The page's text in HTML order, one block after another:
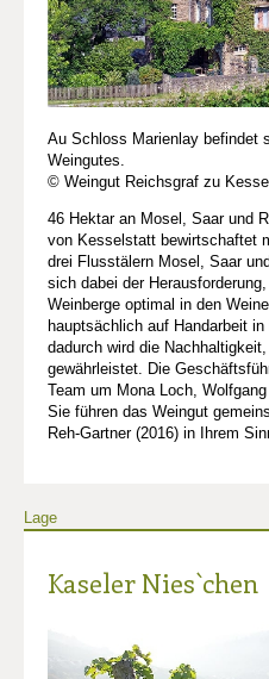
Au Schloss Marienlay befindet
Weingutes.
© Weingut Reichsgraf zu
46 Hektar an Mosel, Saar und
von Kesselstatt bewirtschaftet
drei Flusstälern Mosel, Saar
sich dabei der
Weinberge optimal in den
hauptsächlich auf Handarbeit
dadurch wird die
gewährleistet. Die
Team um Mona Loch,
Sie führen das Weingut
Reh-Gartner (2016) in Ihrem
Lage
Kaseler Nies`chen